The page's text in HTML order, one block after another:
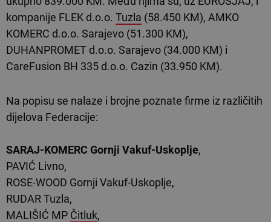
kompanije FLEK d.o.o. Tuzla (58.450 KM), AMKO
KOMERC d.o.o. Sarajevo (51.300 KM),
DUHANPROMET d.o.o. Sarajevo (34.000 KM) i
CareFusion BH 335 d.o.o. Cazin (33.950 KM).
Na popisu se nalaze i brojne poznate firme iz različitih
dijelova Federacije:
SARAJ-KOMERC Gornji Vakuf-Uskoplje,
PAVIĆ Livno,
ROSE-WOOD Gornji Vakuf-Uskoplje,
RUDAR Tuzla,
MALIŠIĆ MP Čitluk,